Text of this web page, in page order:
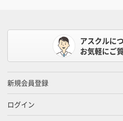
アスクルに
お気軽にご
新規会員登録
ログイン